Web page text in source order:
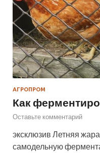
АГРОПРОМ
Как
Оставьте комментарий
эксклюзив Летняя
самодельную